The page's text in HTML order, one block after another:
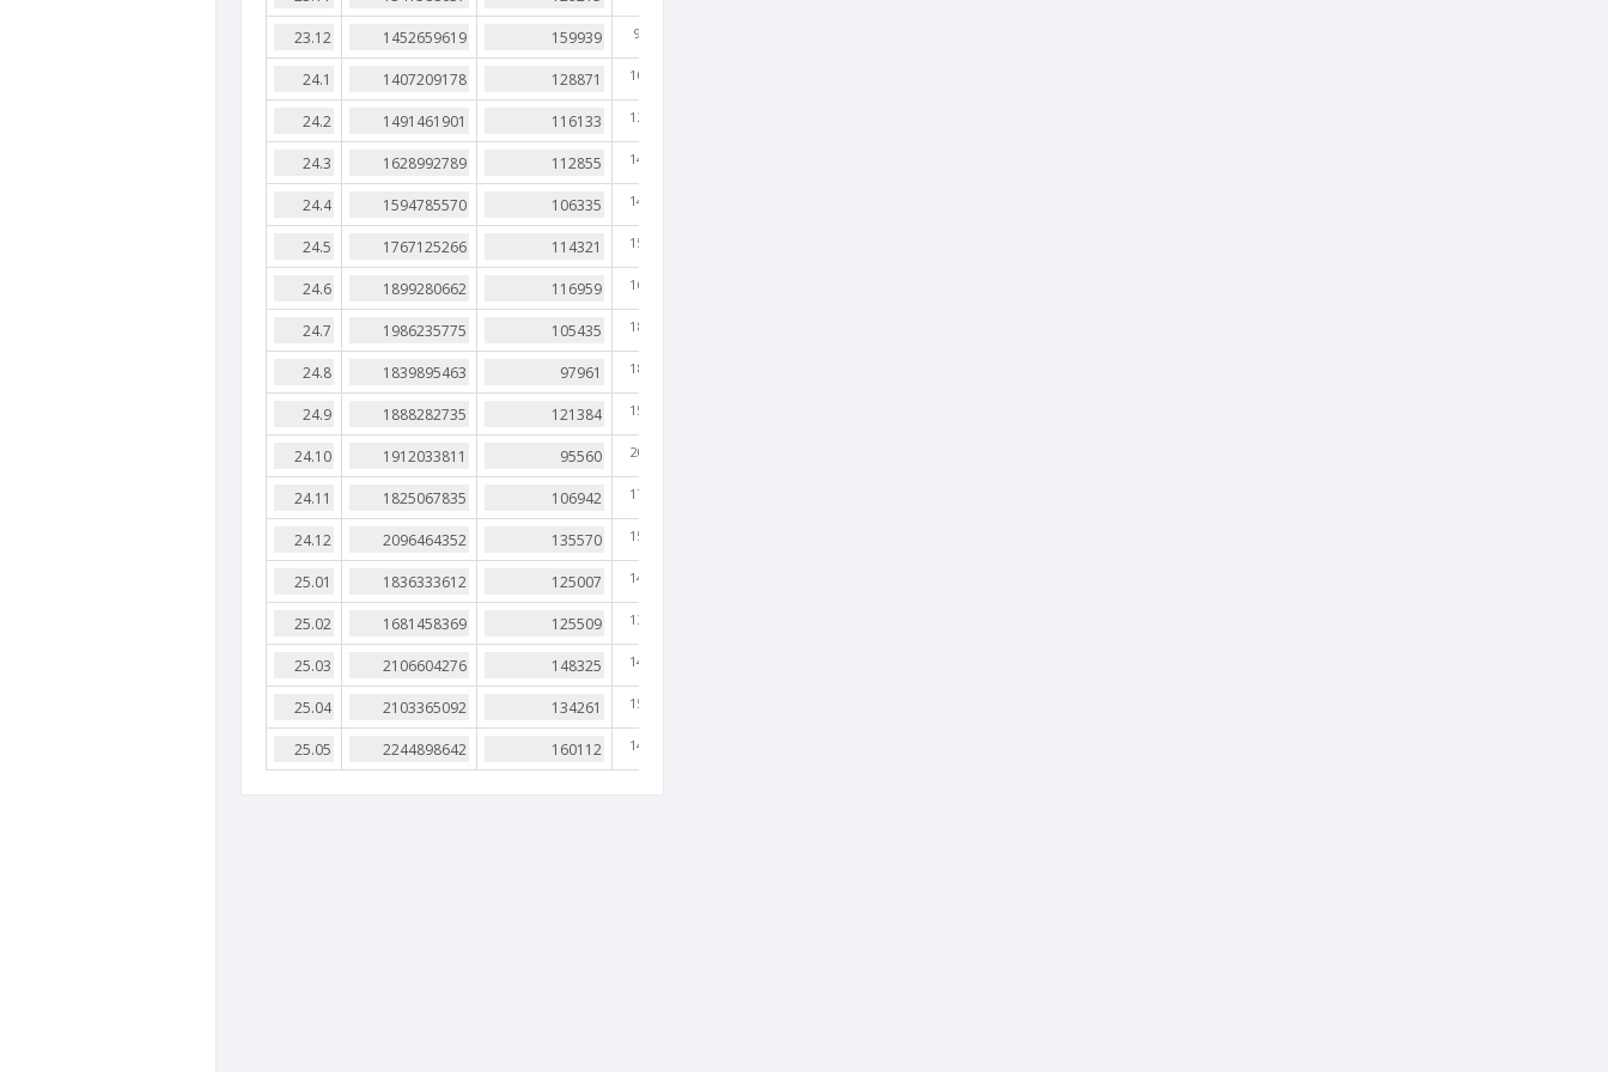
9,083
10,920
12,843
14,434
14,998
15,458
16,239
18,838
18,782
15,556
20,009
17,066
15,464
14,690
13,397
14,203
15,666
14,021